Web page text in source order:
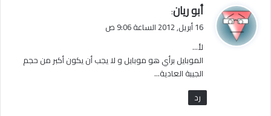
ي
ق
ل
أبو ريان:
16 أبريل, 2012 الساعة 9:06 ص
لأ…
الموبايل برأي هو موبايل و لا يجب أن يكون أكبر من حجم
الجيبة العادية…
رد